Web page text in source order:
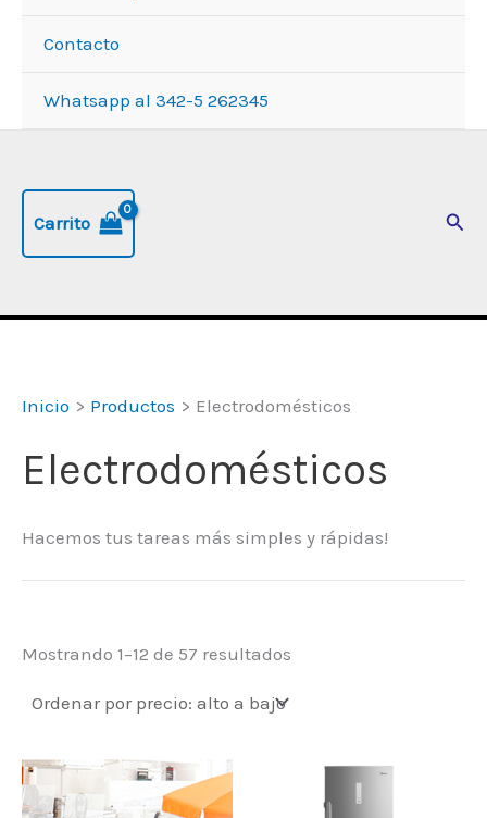
Contacto
Whatsapp al 342-5 262345
Carrito
Inicio Productos Electrodomésticos
Electrodomésticos
Hacemos tus tareas más simples y rápidas!
Mostrando 1–12 de 57 resultados